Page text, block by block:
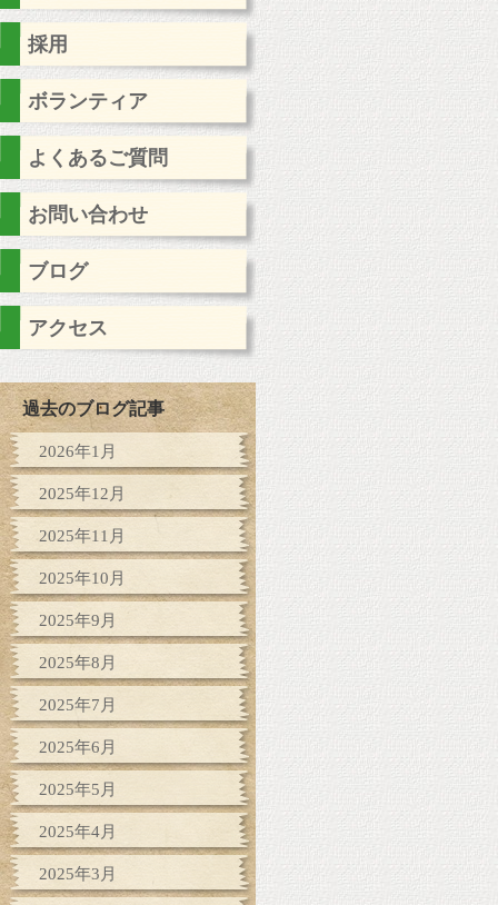
採用
ボランティア
よくあるご質問
お問い合わせ
ブログ
アクセス
過去のブログ記事
2026年1月
2025年12月
2025年11月
2025年10月
2025年9月
2025年8月
2025年7月
2025年6月
2025年5月
2025年4月
2025年3月